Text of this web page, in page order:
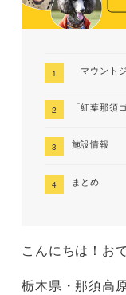
「マウント
「紅葉那須
施設情報
まとめ
こんにちは！お
栃木県・那須高